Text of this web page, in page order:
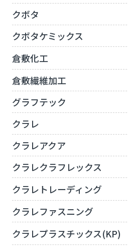
クボタ
クボタケミックス
倉敷化工
倉敷繊維加工
グラフテック
クラレ
クラレアクア
クラレクラフレックス
クラレトレーディング
クラレファスニング
クラレプラスチックス(KP)